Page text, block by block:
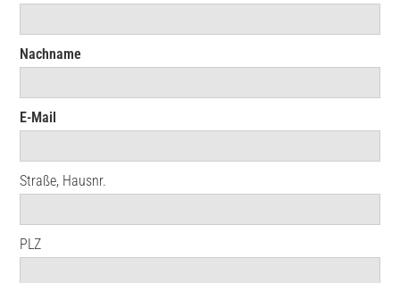
Nachname
E-Mail
Straße, Hausnr.
PLZ